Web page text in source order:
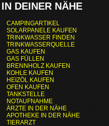
IN DEINER NÄHE
CAMPINGARTIKEL
SOLARPANELE KAUFEN
TRINKWASSER FINDEN
TRINKWASSERQUELLE
GAS KAUFEN
GAS FÜLLEN
BRENNHOLZ KAUFEN
KOHLE KAUFEN
HEIZÖL KAUFEN
OFEN KAUFEN
TANKSTELLE
NOTAUFNAHME
ÄRZTE IN DER NÄHE
APOTHEKE IN DER NÄHE
TIERARZT